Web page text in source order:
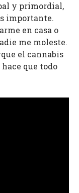
y primordial,
importante.
en casa o
me moleste.
el cannabis
que todo